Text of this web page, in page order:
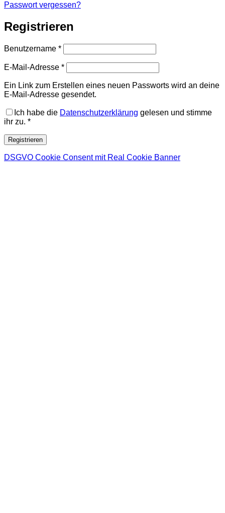
Passwort vergessen?
Registrieren
Benutzername *Erforderlich
E-Mail-Adresse *Erforderlich
Ein Link zum Erstellen eines neuen Passworts wird an deine
E-Mail-Adresse gesendet.
Ich habe die Datenschutzerklärung gelesen und stimme
ihr zu. *
Registrieren
DSGVO Cookie Consent mit Real Cookie Banner